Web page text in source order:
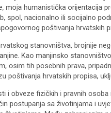
moja humanistička orijentacija
spol, nacionalno ili socijalno
poštivanja hrvatskih
stanovništva, brojnije
Kao manjinsko
osim tih posebnih prava,
poštivanja hrvatskih propisa,
i obveze fizičkih i pravnih
postupanja sa životinjama i